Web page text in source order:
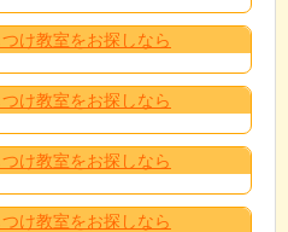
け教室をお探しなら
け教室をお探しなら
け教室をお探しなら
け教室をお探しなら